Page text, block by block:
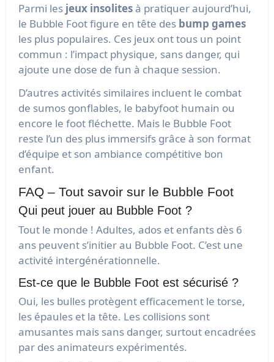
Parmi les jeux insolitesà pratiquer aujourd’hui,
le Bubble Foot figure en tête des bump games
les plus populaires. Ces jeux ont tous un point
commun : l’impact physique, sans danger, qui
ajoute une dose de fun à chaque session.
D’autres activités similaires incluent le combat
de sumos gonflables, le babyfoot humain ou
encore le foot fléchette. Mais le Bubble Foot
reste l’un des plus immersifs grâce à son format
d’équipe et son ambiance compétitive bon
enfant.
FAQ – Tout savoir sur le Bubble Foot
Qui peut jouer au Bubble Foot ?
Tout le monde ! Adultes, ados et enfants dès 6
ans peuvent s’initier au Bubble Foot. C’est une
activité intergénérationnelle.
Est-ce que le Bubble Foot est sécurisé ?
Oui, les bulles protègent efficacement le torse,
les épaules et la tête. Les collisions sont
amusantes mais sans danger, surtout encadrées
par des animateurs expérimentés.